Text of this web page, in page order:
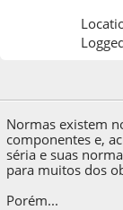
Normas existem
componentes e,
séria e suas
para muitos dos
Porém...